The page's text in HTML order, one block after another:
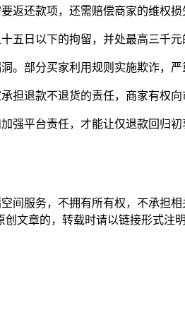
返还款项，还需赔偿商家的维权损
日以下的拘留，并处最高三千
部分买家利用规则实施欺诈，严
退款不退货的责任，商家有权
平台责任，才能让仅退款回归初
间服务，不拥有所有权，不承担
文章的，转载时请以链接形式注